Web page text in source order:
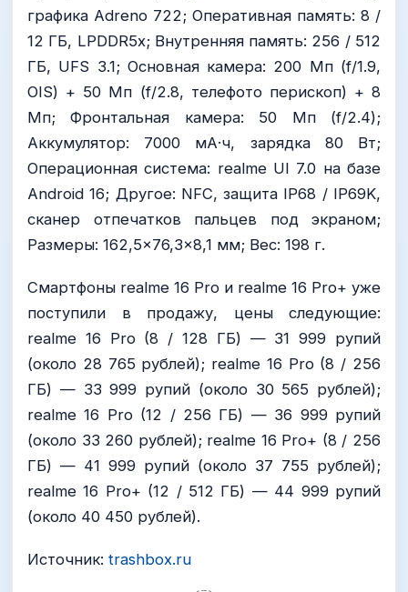
графика Adreno 722; Оперативная память: 8 /
12 ГБ, LPDDR5x; Внутренняя память: 256 / 512
ГБ, UFS 3.1; Основная камера: 200 Мп (f/1.9,
OIS) + 50 Мп (f/2.8, телефото перископ) + 8
Мп; Фронтальная камера: 50 Мп (f/2.4);
Аккумулятор: 7000 мА·ч, зарядка 80 Вт;
Операционная система: realme UI 7.0 на базе
Android 16; Другое: NFC, защита IP68 / IP69K,
сканер отпечатков пальцев под экраном;
Размеры: 162,5×76,3×8,1 мм; Вес: 198 г.
Смартфоны realme 16 Pro и realme 16 Pro+ уже
поступили в продажу, цены следующие:
realme 16 Pro (8 / 128 ГБ) — 31 999 рупий
(около 28 765 рублей); realme 16 Pro (8 / 256
ГБ) — 33 999 рупий (около 30 565 рублей);
realme 16 Pro (12 / 256 ГБ) — 36 999 рупий
(около 33 260 рублей); realme 16 Pro+ (8 / 256
ГБ) — 41 999 рупий (около 37 755 рублей);
realme 16 Pro+ (12 / 512 ГБ) — 44 999 рупий
(около 40 450 рублей).
Источник: trashbox.ru